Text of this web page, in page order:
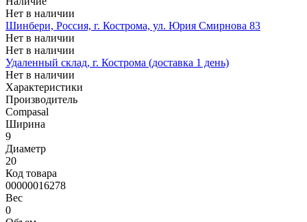
Нет в наличии
Шинбери, Россия, г. Кострома, ул. Юрия Смирнова 83
Нет в наличии
Нет в наличии
Удаленный склад, г. Кострома (доставка 1 день)
Нет в наличии
Характеристики
Производитель
Compasal
Ширина
9
Диаметр
20
Код товара
00000016278
Вес
0